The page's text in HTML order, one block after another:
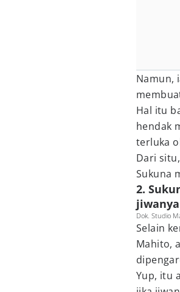
Namun,
Hal itu
hendak
terluka
Dari
Sukuna
2.
Dok. Studio
Selain
Mahito,
Yup, itu